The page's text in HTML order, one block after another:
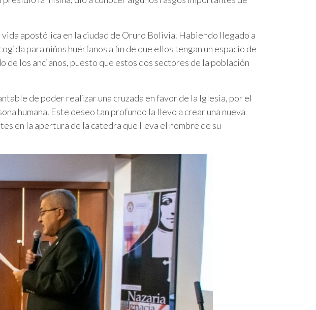
apostólica en la ciudad de Oruro Bolivia. Habiendo llegado a
para niños huérfanos a fin de que ellos tengan un espacio de
de los ancianos, puesto que estos dos sectores de la población
de poder realizar una cruzada en favor de la Iglesia, por el
humana. Este deseo tan profundo la llevo a crear una nueva
en la apertura de la catedra que lleva el nombre de su